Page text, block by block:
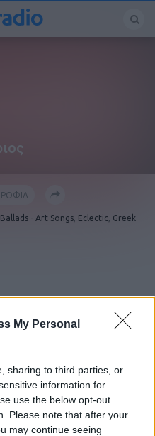
My Personal
sharing to third parties, or
information for
use the below opt-out
Please note that after your
may continue seeing
- Art Songs, Eclectic, Greek